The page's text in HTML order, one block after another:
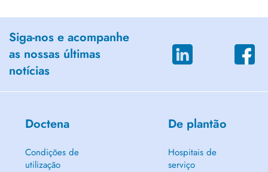
Siga-nos e acompanhe
as nossas últimas
notícias
Doctena
Condições de
utilização
De plantão
Hospitais de
serviço